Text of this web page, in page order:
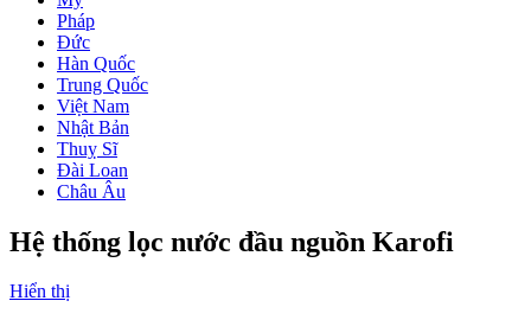
Pháp
Đức
Hàn Quốc
Trung Quốc
Việt Nam
Nhật Bản
Thuỵ Sĩ
Đài Loan
Châu Âu
Hệ thống lọc nước đầu nguồn Karofi
Hiển thị